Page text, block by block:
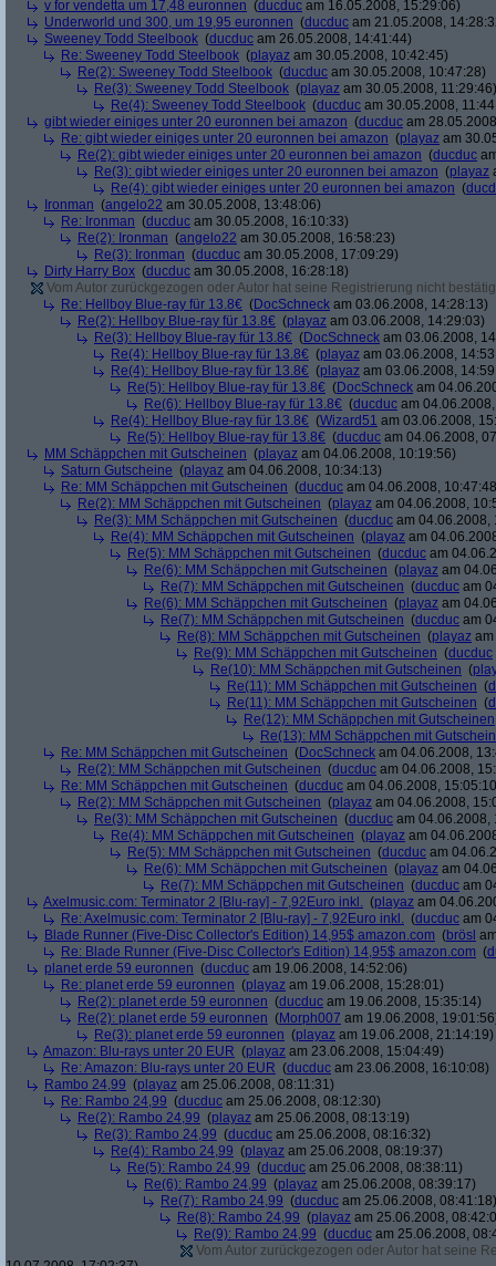
v for vendetta um 17,48 euronnen (ducduc am 16.05.2008, 15:29:06)
Underworld und 300, um 19,95 euronnen (ducduc am 21.05.2008,
Sweeney Todd Steelbook (ducduc am 26.05.2008, 14:41:44)
Re: Sweeney Todd Steelbook (playaz am 30.05.2008, 10:42:45)
Re(2): Sweeney Todd Steelbook (ducduc am 30.05.2008, 10:47:28)
Re(3): Sweeney Todd Steelbook (playaz am 30.05.2008, 11:29:46)
Re(4): Sweeney Todd Steelbook (ducduc am 30.05.2008,
gibt wieder einiges unter 20 euronnen bei amazon (ducduc am
Re: gibt wieder einiges unter 20 euronnen bei amazon (playaz am
Re(2): gibt wieder einiges unter 20 euronnen bei amazon (ducduc
Re(3): gibt wieder einiges unter 20 euronnen bei amazon (playaz
Re(4): gibt wieder einiges unter 20 euronnen bei amazon (
Ironman (angelo22 am 30.05.2008, 13:48:06)
Re: Ironman (ducduc am 30.05.2008, 16:10:33)
Re(2): Ironman (angelo22 am 30.05.2008, 16:58:23)
Re(3): Ironman (ducduc am 30.05.2008, 17:09:29)
Dirty Harry Box (ducduc am 30.05.2008, 16:28:18)
Vom Autor zurückgezogen oder Autor hat seine Registrierung nicht
Re: Hellboy Blue-ray für 13.8€ (DocSchneck am 03.06.2008, 14:28:13)
Re(2): Hellboy Blue-ray für 13.8€ (playaz am 03.06.2008, 14:29:03)
Re(3): Hellboy Blue-ray für 13.8€ (DocSchneck am 03.06.2008,
Re(4): Hellboy Blue-ray für 13.8€ (playaz am 03.06.2008,
Re(4): Hellboy Blue-ray für 13.8€ (playaz am 03.06.2008,
Re(5): Hellboy Blue-ray für 13.8€ (DocSchneck am
Re(6): Hellboy Blue-ray für 13.8€ (ducduc am
Re(4): Hellboy Blue-ray für 13.8€ (Wizard51 am 03.06.2008,
Re(5): Hellboy Blue-ray für 13.8€ (ducduc am 04.06.2008,
MM Schäppchen mit Gutscheinen (playaz am 04.06.2008, 10:19:56)
Saturn Gutscheine (playaz am 04.06.2008, 10:34:13)
Re: MM Schäppchen mit Gutscheinen (ducduc am 04.06.2008,
Re(2): MM Schäppchen mit Gutscheinen (playaz am 04.06.2008,
Re(3): MM Schäppchen mit Gutscheinen (ducduc am 04.06.2008,
Re(4): MM Schäppchen mit Gutscheinen (playaz am
Re(5): MM Schäppchen mit Gutscheinen (ducduc am
Re(6): MM Schäppchen mit Gutscheinen (playaz am
Re(7): MM Schäppchen mit Gutscheinen (ducduc am
Re(6): MM Schäppchen mit Gutscheinen (playaz am
Re(7): MM Schäppchen mit Gutscheinen (ducduc am
Re(8): MM Schäppchen mit Gutscheinen (playaz
Re(9): MM Schäppchen mit Gutscheinen (ducduc
Re(10): MM Schäppchen mit Gutscheinen (
Re(11): MM Schäppchen mit Gutscheinen (
Re(11): MM Schäppchen mit Gutscheinen (
Re(12): MM Schäppchen mit Gutscheinen
Re(13): MM Schäppchen mit
Re: MM Schäppchen mit Gutscheinen (DocSchneck am 04.06.2008,
Re(2): MM Schäppchen mit Gutscheinen (ducduc am 04.06.2008,
Re: MM Schäppchen mit Gutscheinen (ducduc am 04.06.2008,
Re(2): MM Schäppchen mit Gutscheinen (playaz am 04.06.2008,
Re(3): MM Schäppchen mit Gutscheinen (ducduc am 04.06.2008,
Re(4): MM Schäppchen mit Gutscheinen (playaz am
Re(5): MM Schäppchen mit Gutscheinen (ducduc am
Re(6): MM Schäppchen mit Gutscheinen (playaz am
Re(7): MM Schäppchen mit Gutscheinen (ducduc am
Axelmusic.com: Terminator 2 [Blu-ray] - 7,92Euro inkl. (playaz am
Re: Axelmusic.com: Terminator 2 [Blu-ray] - 7,92Euro inkl. (ducduc am
Blade Runner (Five-Disc Collector's Edition) 14,95$ amazon.com (brösl
Re: Blade Runner (Five-Disc Collector's Edition) 14,95$ amazon.com (
planet erde 59 euronnen (ducduc am 19.06.2008, 14:52:06)
Re: planet erde 59 euronnen (playaz am 19.06.2008, 15:28:01)
Re(2): planet erde 59 euronnen (ducduc am 19.06.2008, 15:35:14)
Re(2): planet erde 59 euronnen (Morph007 am 19.06.2008,
Re(3): planet erde 59 euronnen (playaz am 19.06.2008, 21:14:19)
Amazon: Blu-rays unter 20 EUR (playaz am 23.06.2008, 15:04:49)
Re: Amazon: Blu-rays unter 20 EUR (ducduc am 23.06.2008, 16:10:08)
Rambo 24,99 (playaz am 25.06.2008, 08:11:31)
Re: Rambo 24,99 (ducduc am 25.06.2008, 08:12:30)
Re(2): Rambo 24,99 (playaz am 25.06.2008, 08:13:19)
Re(3): Rambo 24,99 (ducduc am 25.06.2008, 08:16:32)
Re(4): Rambo 24,99 (playaz am 25.06.2008, 08:19:37)
Re(5): Rambo 24,99 (ducduc am 25.06.2008, 08:38:11)
Re(6): Rambo 24,99 (playaz am 25.06.2008, 08:39:17)
Re(7): Rambo 24,99 (ducduc am 25.06.2008, 08:41:18)
Re(8): Rambo 24,99 (playaz am 25.06.2008,
Re(9): Rambo 24,99 (ducduc am 25.06.2008,
Vom Autor zurückgezogen oder Autor hat seine